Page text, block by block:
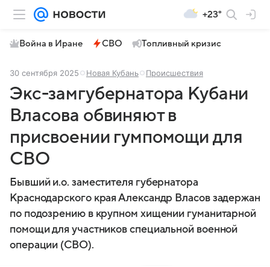
+23°
Война в Иране СВО Топливный кризис
30 сентября 2025 Новая Кубань Происшествия
Экс-замгубернатора Кубани
Власова обвиняют в
присвоении гумпомощи для
СВО
Бывший и.о. заместителя губернатора
Краснодарского края Александр Власов задержан
по подозрению в крупном хищении гуманитарной
помощи для участников специальной военной
операции (СВО).